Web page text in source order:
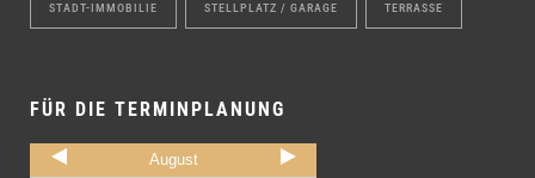
STADT-IMMOBILIE STELLPLATZ / GARAGE TERRASSE
FÜR DIE TERMINPLANUNG
August